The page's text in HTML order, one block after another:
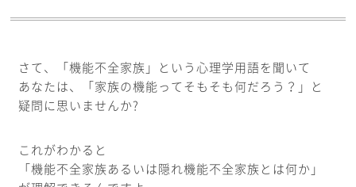
さて、「機能不全家族」という心理学用語を聞いて
あなたは、「家族の機能ってそもそも何だろう？」と
疑問に思いませんか?
これがわかると
「機能不全家族あるいは隠れ機能不全家族とは何か」